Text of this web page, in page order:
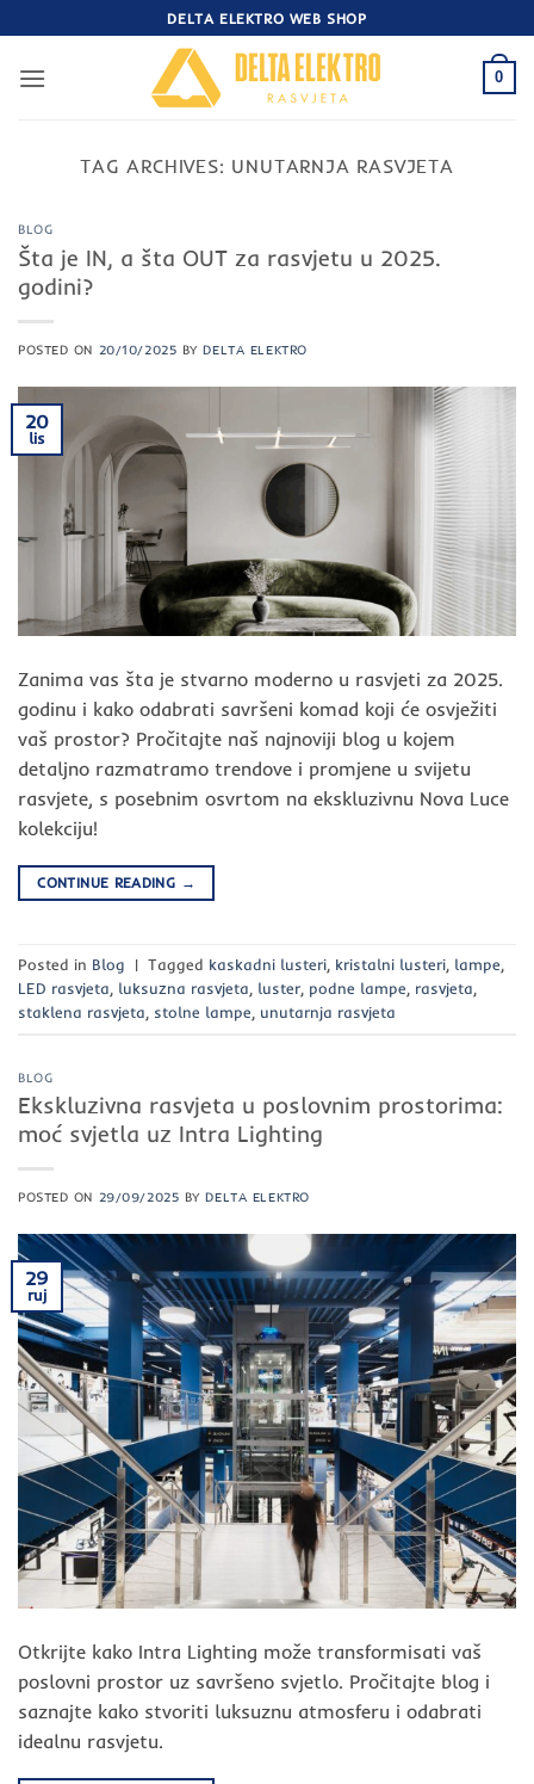
to
content
DELTA ELEKTRO WEB SHOP
0
TAG ARCHIVES: UNUTARNJA RASVJETA
BLOG
Šta je IN, a šta OUT za rasvjetu u 2025.
godini?
POSTED ON 20/10/2025 BYDELTA ELEKTRO
20
lis
Zanima vas šta je stvarno moderno u rasvjeti za 2025.
godinu i kako odabrati savršeni komad koji će osvježiti
vaš prostor? Pročitajte naš najnoviji blog u kojem
detaljno razmatramo trendove i promjene u svijetu
rasvjete, s posebnim osvrtom na ekskluzivnu Nova Luce
kolekciju!
CONTINUE READING →
Posted in Blog | Tagged kaskadni lusteri, kristalni lusteri, lampe,
LED rasvjeta, luksuzna rasvjeta, luster, podne lampe, rasvjeta,
staklena rasvjeta, stolne lampe, unutarnja rasvjeta
BLOG
Ekskluzivna rasvjeta u poslovnim prostorima:
moć svjetla uz Intra Lighting
POSTED ON 29/09/2025 BYDELTA ELEKTRO
29
ruj
Otkrijte kako Intra Lighting može transformisati vaš
poslovni prostor uz savršeno svjetlo. Pročitajte blog i
saznajte kako stvoriti luksuznu atmosferu i odabrati
idealnu rasvjetu.